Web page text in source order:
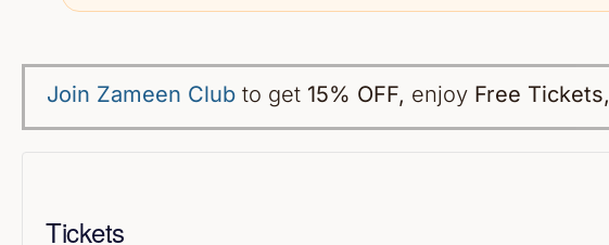
Join Zameen Club to get 15% OFF, enjoy Free Tickets,
Tickets